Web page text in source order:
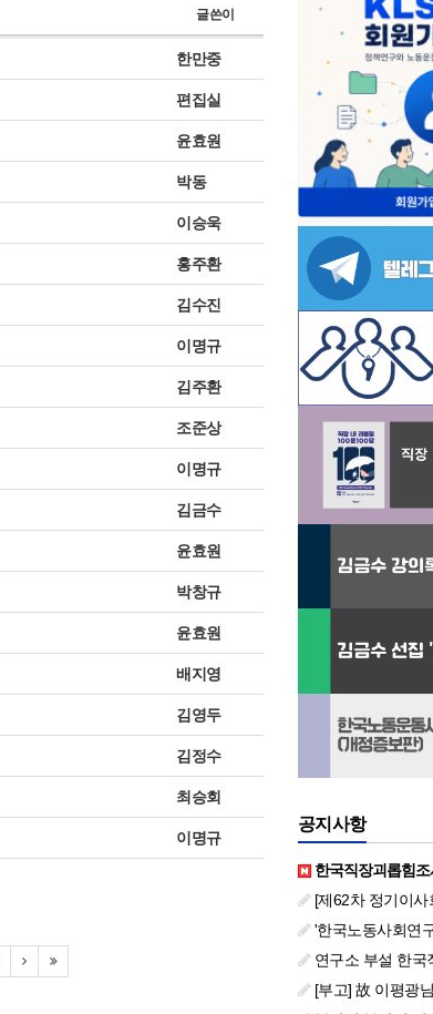
글쓴이
한만중
편집실
윤효원
박동
이승욱
홍주환
김수진
이명규
김주환
조준상
이명규
김금수
윤효원
박창규
윤효원
배지영
김영두
김정수
최승회
이명규
공지사항
한국직장괴롭힘조사센터 '2026년도
[제62차 정기이사
'한국노동사회연구소 창
연구소 부설 한국직장괴롭힘조사센터
[부고] 故 이평광님(이주환 한국